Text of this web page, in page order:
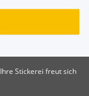
Ihre Stickerei freut sich